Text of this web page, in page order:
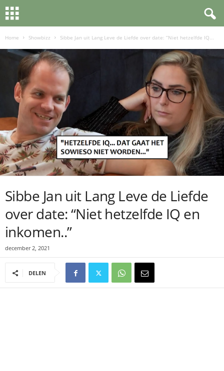
Home Showbizz Sibbe Jan uit Lang Leve de Liefde over date: “Niet hetzelfde IQ...
Sibbe Jan uit Lang Leve de Liefde
over date: “Niet hetzelfde IQ en
inkomen..”
december 2, 2021
DELEN